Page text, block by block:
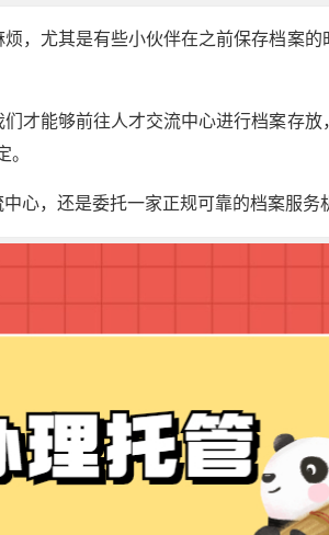
，尤其是有些小伙伴在之前保存档案
才能够前往人才交流中心进行档案存
。
心，还是委托一家正规可靠的档案服务